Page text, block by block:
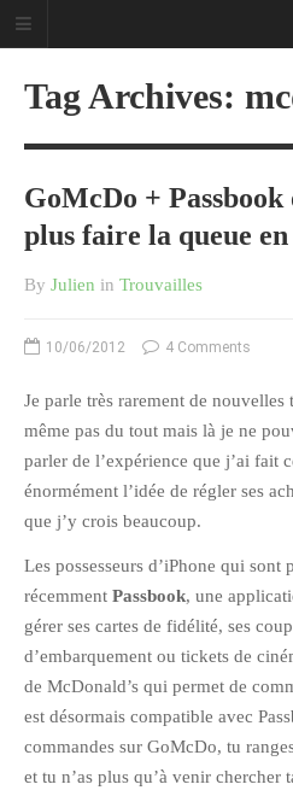
CATÉGORIES
Ailleurs
Créa
Culture
Ma Vie.com
Miaaam!
Pix&Music
Vendredi Cinéma
BLOGROLL
Tag Archives:
GoMcDo + Passbook
plus faire la queue en
By Julien in Trouvailles
10/06/2012 4 Comments
Je parle très rarement de
même pas du tout mais là je ne
parler de l’expérience que j’ai fait
énormément l’idée de régler ses
que j’y crois beaucoup.
Les possesseurs d’iPhone qui sont
récemment Passbook, une
gérer ses cartes de fidélité, ses
d’embarquement ou tickets de
de McDonald’s qui permet de
est désormais compatible avec
commandes sur GoMcDo, tu
et tu n’as plus qu’à venir chercher